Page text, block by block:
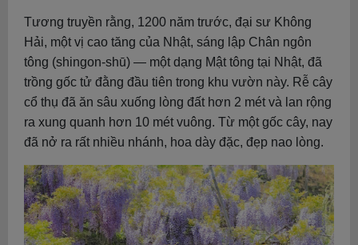
Tương truyền rằng, 1200 năm trước, đại sư Không
Hải, một vị cao tăng của Nhật, sáng lập Chân ngôn
tông (shingon-shū) — một dạng Mật tông tại Nhật, đã
trồng gốc tử đằng đầu tiên trong khu vườn này. Rễ cây
cổ thụ đã ăn sâu xuống lòng đất hơn 2 mét và lan rộng
ra xung quanh hơn 10 mét vuông. Từ một gốc cây, nay
đã nở ra rất nhiều nhánh, hoa dày đặc, đẹp nao lòng.